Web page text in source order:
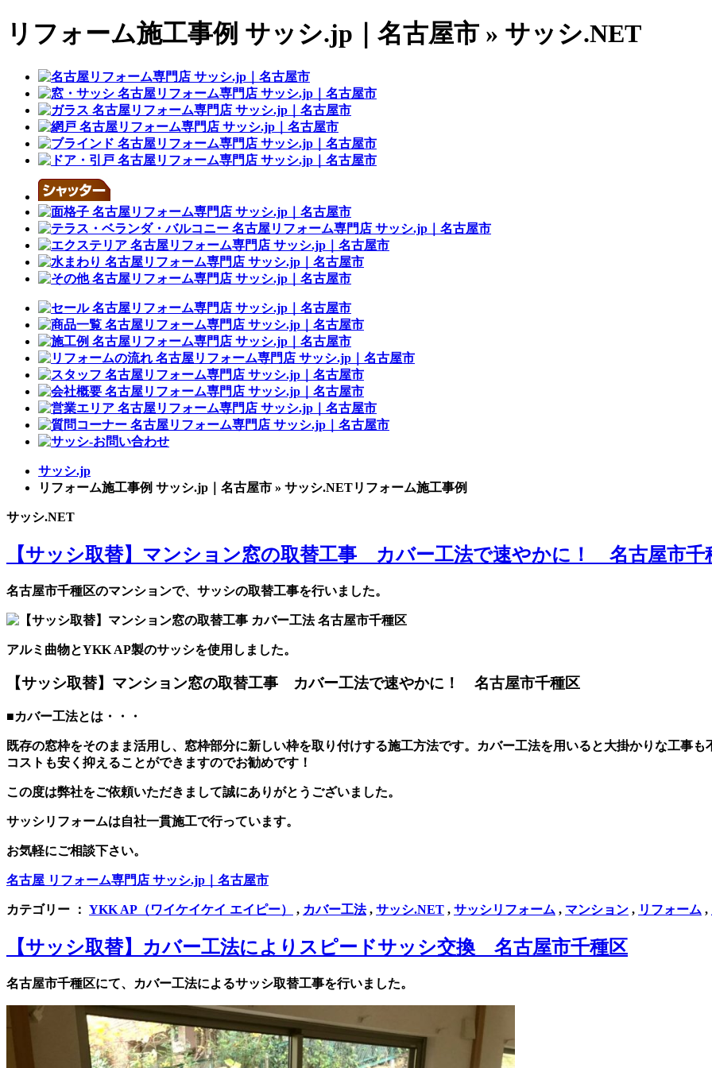
リフォーム施工事例 サッシ.jp｜名古屋市 » サッシ.NET
サッシ.jp
リフォーム施工事例 サッシ.jp｜名古屋市 » サッシ.NETリフォーム施工事例
サッシ.NET
【サッシ取替】マンション窓の取替工事 カバー工法で速やかに！ 名古屋市千
名古屋市千種区のマンションで、サッシの取替工事を行いました。
アルミ曲物とYKK AP製のサッシを使用しました。
【サッシ取替】マンション窓の取替工事 カバー工法で速やかに！ 名古屋市千種区
■カバー工法とは・・・
既存の窓枠をそのまま活用し、窓枠部分に新しい枠を取り付けする施工方法です。カバー工法を用いると大掛かりな工事
コストも安く抑えることができますのでお勧めです！
この度は弊社をご依頼いただきまして誠にありがとうございました。
サッシリフォームは自社一貫施工で行っています。
お気軽にご相談下さい。
名古屋 リフォーム専門店 サッシ.jp｜名古屋市
カテゴリー ： YKK AP（ワイケイケイ エイピー） , カバー工法, サッシ.NET , サッシリフォーム , マンション , リフォーム ,
【サッシ取替】カバー工法によりスピードサッシ交換 名古屋市千種区
名古屋市千種区にて、カバー工法によるサッシ取替工事を行いました。